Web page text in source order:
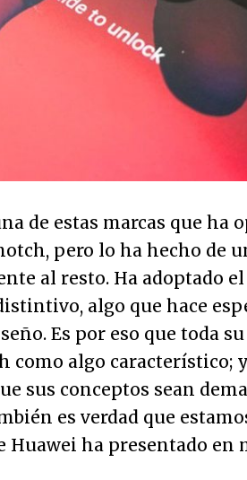
de estas marcas que ha
pero lo ha hecho de
al resto. Ha adoptado
algo que hace
Es por eso que toda
como algo característico;
sus conceptos sean
es verdad que
Huawei ha presentado en